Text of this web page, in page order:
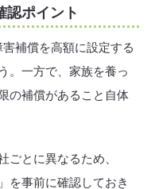
認ポイント
補償を高額に設定する
。一方で、家族を養っ
の補償があること自体
とに異なるため、
を事前に確認しておき